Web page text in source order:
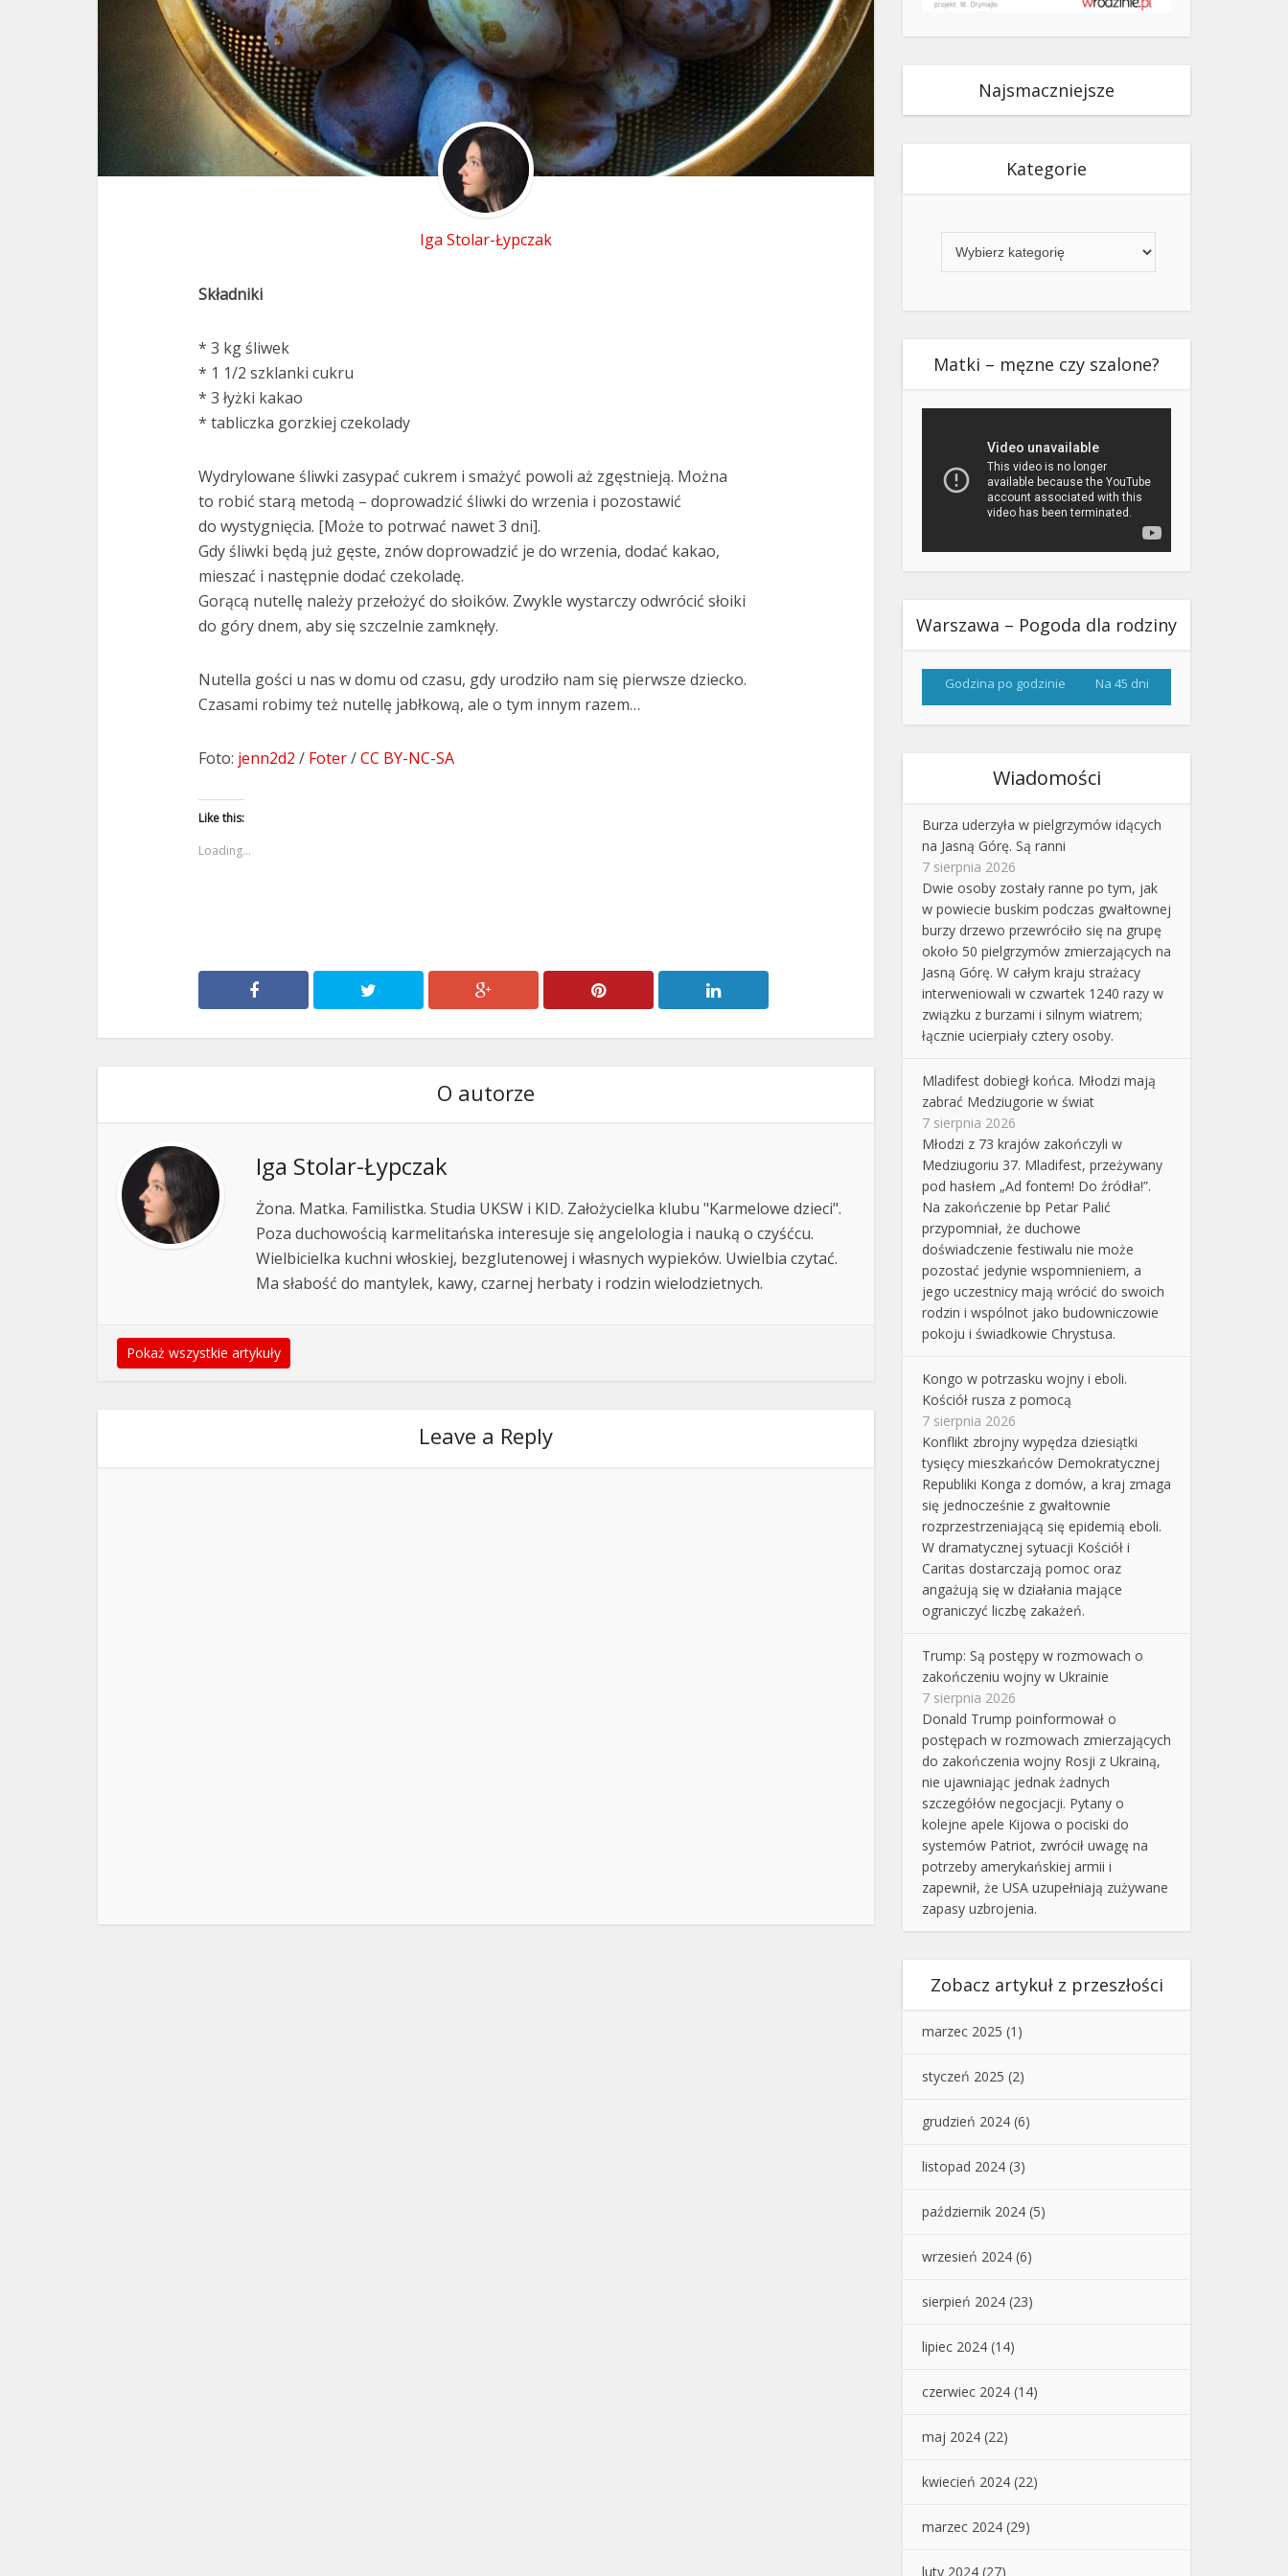
Iga Stolar-Łypczak
Składniki
* 3 kg śliwek
* 1 1/2 szklanki cukru
* 3 łyżki kakao
* tabliczka gorzkiej czekolady
Wydrylowane śliwki zasypać cukrem i smażyć powoli aż zgęstnieją. Można
to robić starą metodą – doprowadzić śliwki do wrzenia i pozostawić
do wystygnięcia. [Może to potrwać nawet 3 dni].
Gdy śliwki będą już gęste, znów doprowadzić je do wrzenia, dodać kakao,
mieszać i następnie dodać czekoladę.
Gorącą nutellę należy przełożyć do słoików. Zwykle wystarczy odwrócić słoiki
do góry dnem, aby się szczelnie zamknęły.
Nutella gości u nas w domu od czasu, gdy urodziło nam się pierwsze dziecko.
Czasami robimy też nutellę jabłkową, ale o tym innym razem…
Foto: jenn2d2 / Foter/CC BY-NC-SA
Like this:
Loading...
O autorze
Iga Stolar-Łypczak
Żona. Matka. Familistka. Studia UKSW i KID. Założycielka klubu "Karmelowe dzieci".
Poza duchowością karmelitańska interesuje się angelologia i nauką o czyśćcu.
Wielbicielka kuchni włoskiej, bezglutenowej i własnych wypieków. Uwielbia czytać.
Ma słabość do mantylek, kawy, czarnej herbaty i rodzin wielodzietnych.
Pokaż wszystkie artykuły
Leave a Reply
Najsmaczniejsze
Kategorie
Matki – męzne czy szalone?
Warszawa – Pogoda dla rodziny
Godzina po godzinie Na 45 dni
Wiadomości
Burza uderzyła w pielgrzymów idących
na Jasną Górę. Są ranni
7 sierpnia 2026
Dwie osoby zostały ranne po tym, jak
w powiecie buskim podczas gwałtownej
burzy drzewo przewróciło się na grupę
około 50 pielgrzymów zmierzających na
Jasną Górę. W całym kraju strażacy
interweniowali w czwartek 1240 razy w
związku z burzami i silnym wiatrem;
łącznie ucierpiały cztery osoby.
Mladifest dobiegł końca. Młodzi mają
zabrać Medziugorie w świat
7 sierpnia 2026
Młodzi z 73 krajów zakończyli w
Medziugoriu 37. Mladifest, przeżywany
pod hasłem „Ad fontem! Do źródła!”.
Na zakończenie bp Petar Palić
przypomniał, że duchowe
doświadczenie festiwalu nie może
pozostać jedynie wspomnieniem, a
jego uczestnicy mają wrócić do swoich
rodzin i wspólnot jako budowniczowie
pokoju i świadkowie Chrystusa.
Kongo w potrzasku wojny i eboli.
Kościół rusza z pomocą
7 sierpnia 2026
Konflikt zbrojny wypędza dziesiątki
tysięcy mieszkańców Demokratycznej
Republiki Konga z domów, a kraj zmaga
się jednocześnie z gwałtownie
rozprzestrzeniającą się epidemią eboli.
W dramatycznej sytuacji Kościół i
Caritas dostarczają pomoc oraz
angażują się w działania mające
ograniczyć liczbę zakażeń.
Trump: Są postępy w rozmowach o
zakończeniu wojny w Ukrainie
7 sierpnia 2026
Donald Trump poinformował o
postępach w rozmowach zmierzających
do zakończenia wojny Rosji z Ukrainą,
nie ujawniając jednak żadnych
szczegółów negocjacji. Pytany o
kolejne apele Kijowa o pociski do
systemów Patriot, zwrócił uwagę na
potrzeby amerykańskiej armii i
zapewnił, że USA uzupełniają zużywane
zapasy uzbrojenia.
Zobacz artykuł z przeszłości
marzec 2025 (1)
styczeń 2025 (2)
grudzień 2024 (6)
listopad 2024 (3)
październik 2024 (5)
wrzesień 2024 (6)
sierpień 2024 (23)
lipiec 2024 (14)
czerwiec 2024 (14)
maj 2024 (22)
kwiecień 2024 (22)
marzec 2024 (29)
luty 2024 (27)